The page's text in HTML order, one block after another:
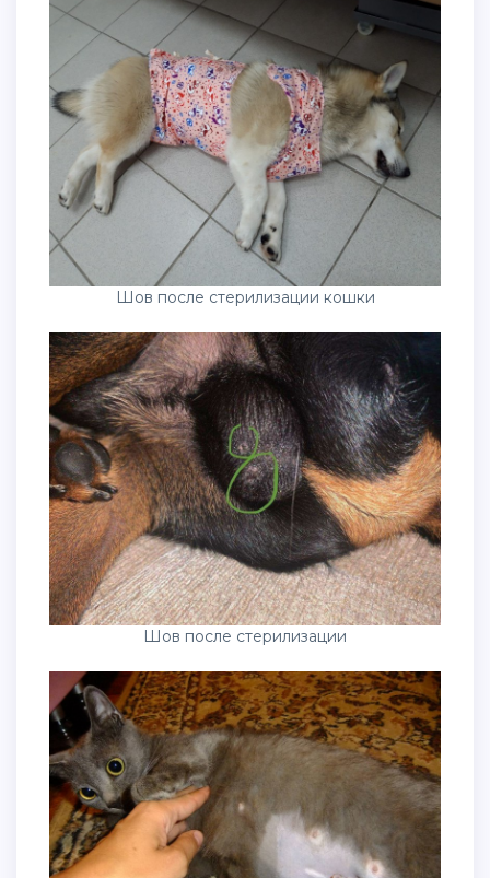
Шов после стерилизации кошки
Шов после стерилизации